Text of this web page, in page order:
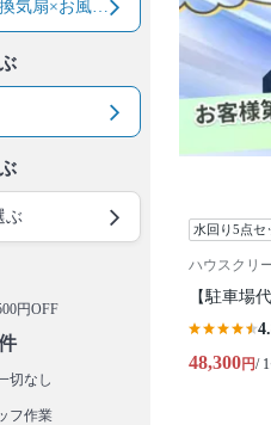
ぶ
円OFF
切なし
フ作業
水回り5点セ
ハウスクリ
【駐車場
48,300円/